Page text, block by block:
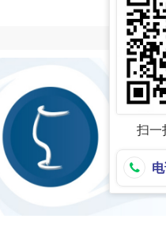
色专区：人工智能设备专区
品生产中的应用）、国际机
（如德国、意大利高端设
扫一